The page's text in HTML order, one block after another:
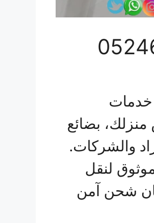
خدمات
بضائع
والشركات.
لنقل
شحن آمن